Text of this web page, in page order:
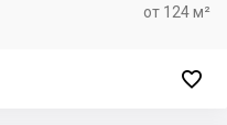
от 124 м²
